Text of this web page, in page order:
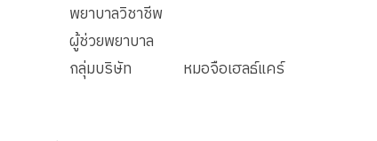
พยาบาลวิชาชีพ
ผู้ช่วยพยาบาล
กลุ่มบริษัท
หมอจือเฮลธ์แคร์